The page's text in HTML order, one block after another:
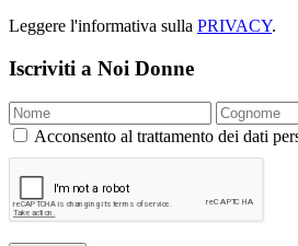
Leggere l'informativa sulla PRIVACY.
Iscriviti a Noi Donne
Acconsento al trattamento dei dati